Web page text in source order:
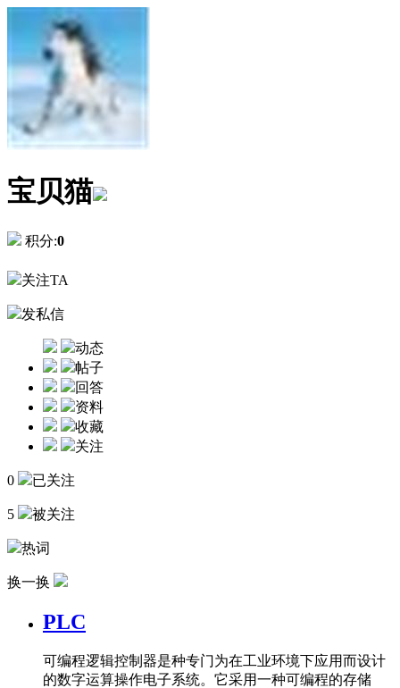
宝贝猫
积分:0
关注TA
发私信
动态
帖子
回答
资料
收藏
关注
0 已关注
5 被关注
热词
换一换
PLC
可编程逻辑控制器是种专门为在工业环境下应用而设计
的数字运算操作电子系统。它采用一种可编程的存储